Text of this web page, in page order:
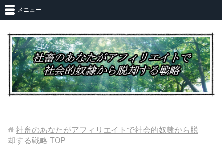
メニュー
社畜のあなたがアフィリエイトで社会的奴隷から脱
却する戦略 TOP